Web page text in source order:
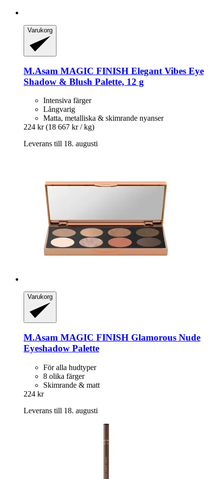
Varukorg
M.Asam MAGIC FINISH Elegant Vibes Eye
Shadow & Blush Palette, 12 g
Intensiva färger
Långvarig
Matta, metalliska & skimrande nyanser
224 kr (18 667 kr / kg)
Leverans till 18. augusti
Varukorg
M.Asam MAGIC FINISH Glamorous Nude
Eyeshadow Palette
För alla hudtyper
8 olika färger
Skimrande & matt
224 kr
Leverans till 18. augusti